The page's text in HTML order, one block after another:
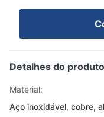
Detalhes do produto
Material:
Aço inoxidável, cobre,